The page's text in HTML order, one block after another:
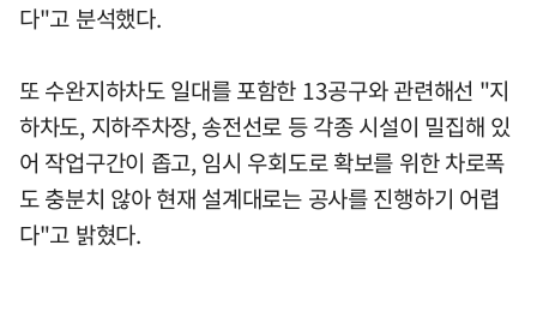
다"고 분석했다.
또 수완지하차도 일대를 포함한 13공구와 관련해선 "지
하차도, 지하주차장, 송전선로 등 각종 시설이 밀집해 있
어 작업구간이 좁고, 임시 우회도로 확보를 위한 차로폭
도 충분치 않아 현재 설계대로는 공사를 진행하기 어렵
다"고 밝혔다.